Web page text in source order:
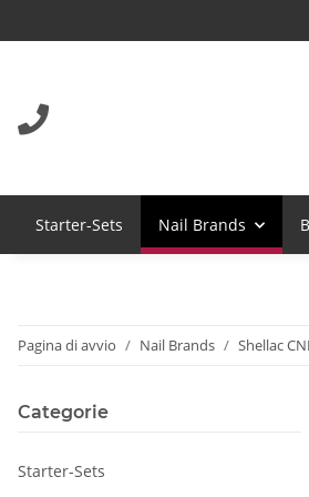
Starter-Sets Nail Brands
Pagina di avvio Nail Brands Shellac
Categorie
Starter-Sets